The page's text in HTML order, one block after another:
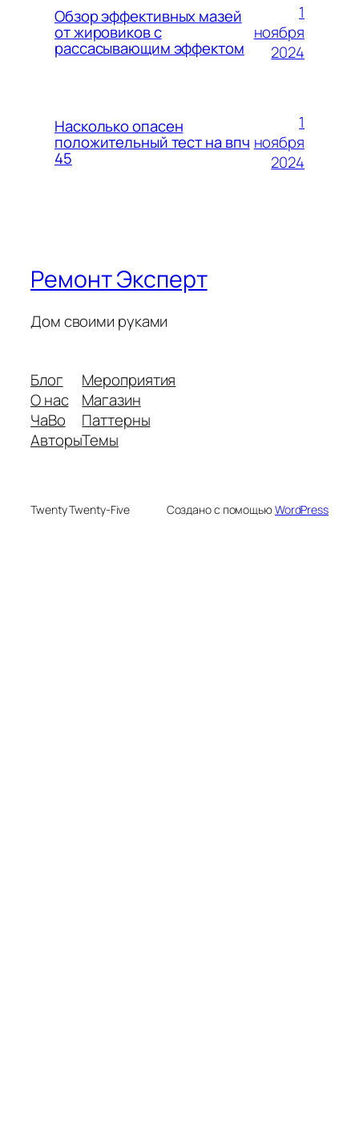
Обзор эффективных мазей
от жировиков с
рассасывающим эффектом
1
ноября
2024
Насколько опасен
положительный тест на впч
45
1
ноября
2024
Ремонт Эксперт
Дом своими руками
Блог
О нас
ЧаВо
Авторы
Мероприятия
Магазин
Паттерны
Темы
Twenty Twenty-Five Создано с помощьюWordPress